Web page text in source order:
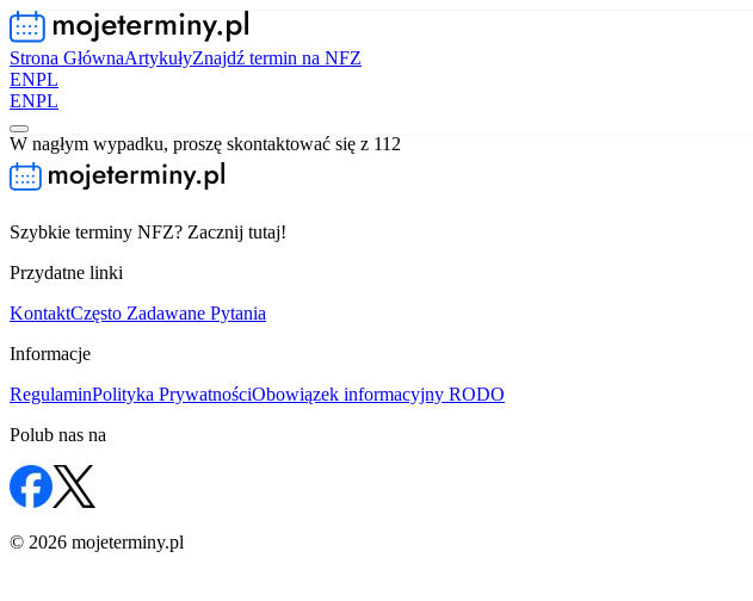
Strona GłównaArtykułyZnajdź termin na NFZ
ENPL
ENPL
W nagłym wypadku, proszę skontaktować się z 112
Szybkie terminy NFZ? Zacznij tutaj!
Przydatne linki
KontaktCzęsto Zadawane Pytania
Informacje
RegulaminPolityka PrywatnościObowiązek informacyjny RODO
Polub nas na
© 2026 mojeterminy.pl